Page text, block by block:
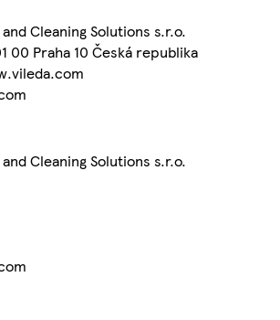
Cleaning Solutions s.r.o.
00 Praha 10 Česká republika
Cleaning Solutions s.r.o.